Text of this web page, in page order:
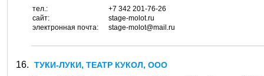
тел.:
+7 342 201-76-26
сайт:
stage-molot.ru
электронная почта:
stage-molot@mail.ru
ТУКИ-ЛУКИ, ТЕАТР КУКОЛ, ООО